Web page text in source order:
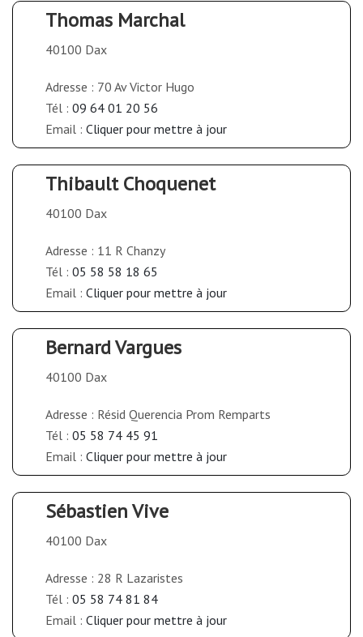
Thomas Marchal
40100 Dax
Adresse : 70 Av Victor Hugo
Tél : 09 64 01 20 56
Email : Cliquer pour mettre à jour
Thibault Choquenet
40100 Dax
Adresse : 11 R Chanzy
Tél : 05 58 58 18 65
Email : Cliquer pour mettre à jour
Bernard Vargues
40100 Dax
Adresse : Résid Querencia Prom Remparts
Tél : 05 58 74 45 91
Email : Cliquer pour mettre à jour
Sébastien Vive
40100 Dax
Adresse : 28 R Lazaristes
Tél : 05 58 74 81 84
Email : Cliquer pour mettre à jour